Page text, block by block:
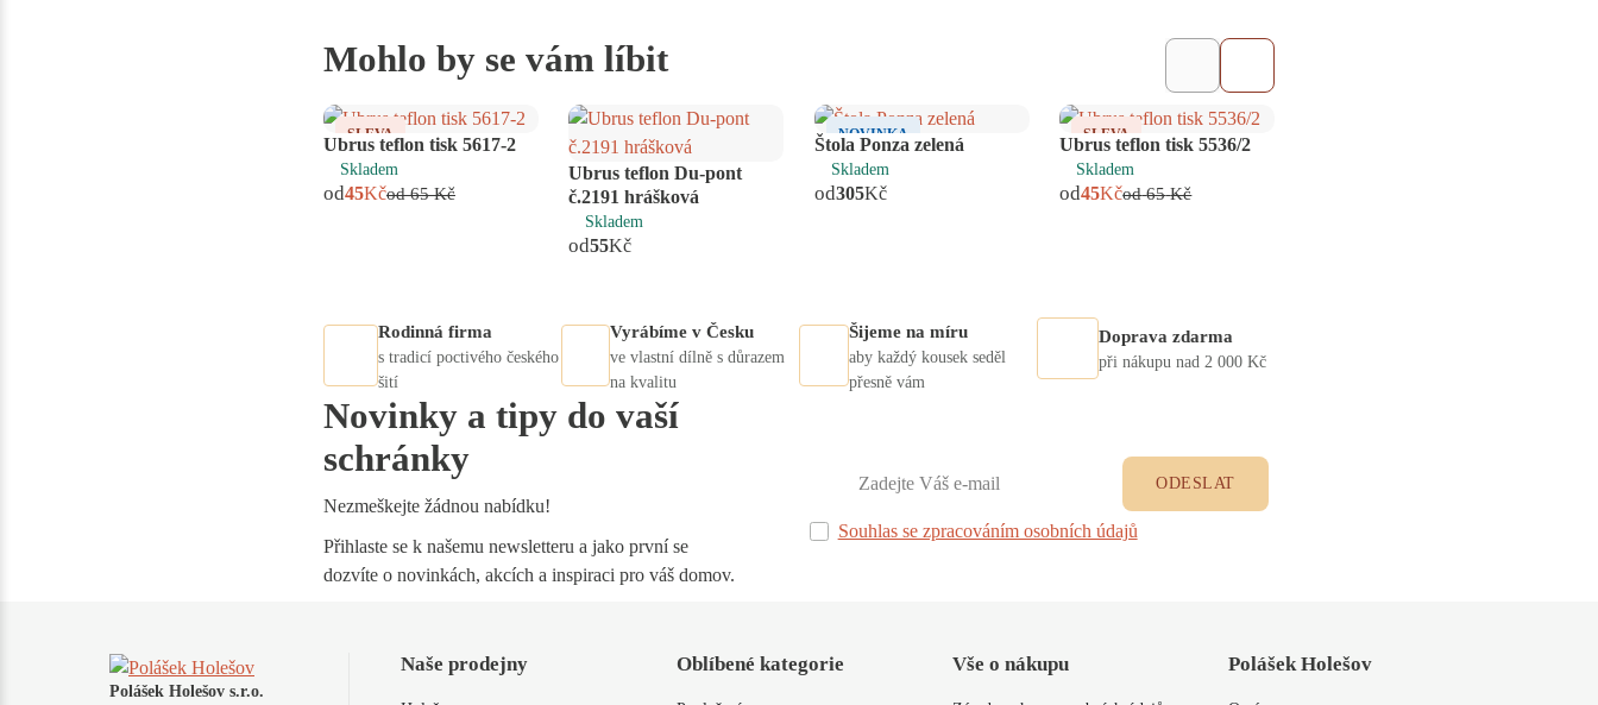
Mohlo by se vám líbit
SLEVA
Ubrus teflon tisk 5617-2
Skladem
od45Kčod 65 Kč
Ubrus teflon Du-pont
č.2191 hrášková
Skladem
od55Kč
NOVINKA
Štola Ponza zelená
Skladem
od305Kč
SLEVA
Ubrus teflon tisk 5536/2
Skladem
od45Kčod 65 Kč
Rodinná firma
s tradicí poctivého českého
šití
Vyrábíme v Česku
ve vlastní dílně s důrazem
na kvalitu
Šijeme na míru
aby každý kousek seděl
přesně vám
Doprava zdarma
při nákupu nad 2 000 Kč
Novinky a tipy do vaší
schránky
Nezmeškejte žádnou nabídku!
Přihlaste se k našemu newsletteru a jako první se
dozvíte o novinkách, akcích a inspiraci pro váš domov.
Souhlas se zpracováním osobních údajů
ODESLAT
Polášek Holešov s.r.o.
Naše prodejny Oblíbené kategorie Vše o nákupu Polášek Holešov